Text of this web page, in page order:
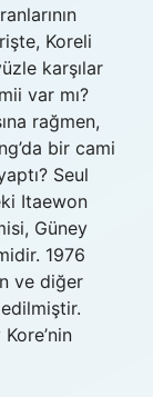
Koreli
karşılar
var mı?
rağmen,
bir cami
Seul
Itaewon
Güney
1976
ve diğer